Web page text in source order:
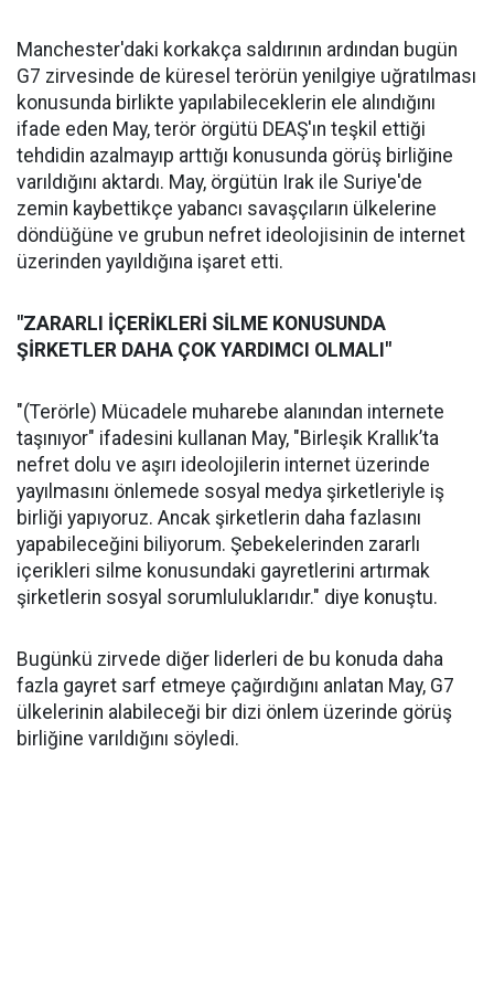
Manchester'daki korkakça saldırının ardından bugün
G7 zirvesinde de küresel terörün yenilgiye uğratılması
konusunda birlikte yapılabileceklerin ele alındığını
ifade eden May, terör örgütü DEAŞ'ın teşkil ettiği
tehdidin azalmayıp arttığı konusunda görüş birliğine
varıldığını aktardı. May, örgütün Irak ile Suriye'de
zemin kaybettikçe yabancı savaşçıların ülkelerine
döndüğüne ve grubun nefret ideolojisinin de internet
üzerinden yayıldığına işaret etti.
"ZARARLI İÇERİKLERİ SİLME KONUSUNDA
ŞİRKETLER DAHA ÇOK YARDIMCI OLMALI"
"(Terörle) Mücadele muharebe alanından internete
taşınıyor" ifadesini kullanan May, "Birleşik Krallık’ta
nefret dolu ve aşırı ideolojilerin internet üzerinde
yayılmasını önlemede sosyal medya şirketleriyle iş
birliği yapıyoruz. Ancak şirketlerin daha fazlasını
yapabileceğini biliyorum. Şebekelerinden zararlı
içerikleri silme konusundaki gayretlerini artırmak
şirketlerin sosyal sorumluluklarıdır." diye konuştu.
Bugünkü zirvede diğer liderleri de bu konuda daha
fazla gayret sarf etmeye çağırdığını anlatan May, G7
ülkelerinin alabileceği bir dizi önlem üzerinde görüş
birliğine varıldığını söyledi.